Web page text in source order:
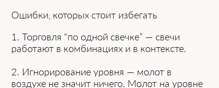
Ошибки, которых стоит избегать
1. Торговля “по одной свечке” — свечи
работают в комбинациях и в контексте.
2. Игнорирование уровня — молот в
воздухе не значит ничего. Молот на уровне